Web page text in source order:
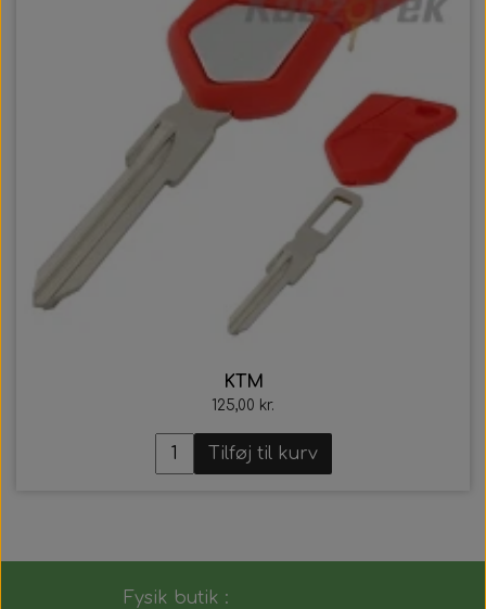
KTM
125,00 kr.
Tilføj til kurv
Fysik butik :